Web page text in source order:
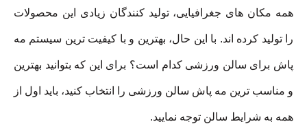
همه مکان های جغرافیایی، تولید کنندگان زیادی این محصولات
را تولید کرده اند. با این حال، بهترین و با کیفیت ترین سیستم مه
پاش برای سالن ورزشی کدام است؟ برای این که بتوانید بهترین
و مناسب ترین مه پاش سالن ورزشی را انتخاب کنید، باید اول از
همه به شرایط سالن توجه نمایید.